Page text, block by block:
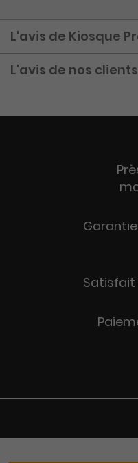
L'avis de Kiosque
L'avis de nos
Satisfait